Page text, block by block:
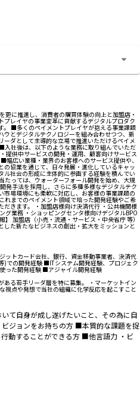
更に推進し、消費者の購買体験の向上と加盟店・
レイヤの事業変革に貢献するデジタルプロダク
。 ■多くのペイメントプレイヤが抱える事業課題
とデジタルテクノロジーを組み合わせつつ、新
ダとして主導的な立場で推進いただけるペイメ
入社後は、以下のような業務に取り組んでいただ
提供中サービスの開発・運用、顧客向けサービス
広い業種・業界のお客様へのサービス提供や、
協業を通じて、日々発展・進化しているキャッ
社会の形成に主体的に参画する経験を積んでい
っては、ウォーターフォール開発を始め、大規
発手法を採用し、さらに多種多様なデジタルテク
市場環境にも柔軟に対応し、お客様の事業課題の
までのペイメント領域で培った開発経験やご希
きます。 ・加盟店様向け決済代行 ・公共機関様
グ業務 ・ショッピングセンタ様向けデジタルBPO
加盟店（小売・流通・サービス・中央省庁 等）
た新たなビジネスの創出・拡大をミッションと
ットカード会社、銀行、資金移動事業者、決済代
)での開発経験 ■ITシステム開発経験、プロジェク
った開発経験 ■アジャイル開発経験
ある若手リーダ層を特に募集。 ・マーケットイン
視点や発想で当社の組織に化学反応を起こすこと
て自身が成し遂げたいこと、その為に自
ジョンをお持ちの方 ■本質的な課題を捉
動することができる方 ■他言語力 ・ビ